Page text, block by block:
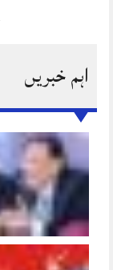
اہم خبریں